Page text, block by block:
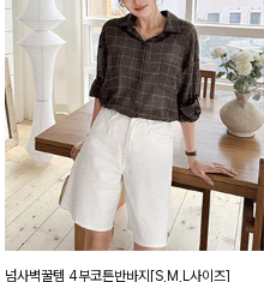
넘사벽꿀템 4부코튼반바지[S,M,L사이즈]